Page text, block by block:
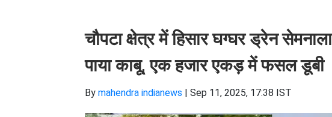
चौपटा क्षेत्र में हिसार घग्घर ड्रेन
पाया काबू, एक हजार एकड़ में फसल डूबी
By mahendra indianews | Sep 11, 2025, 17:38 IST